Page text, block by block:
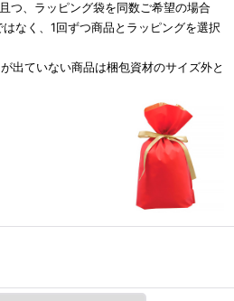
つ、ラッピング袋を同数ご希望の場合
なく、1回ずつ商品とラッピングを選択
出ていない商品は梱包資材のサイズ外と